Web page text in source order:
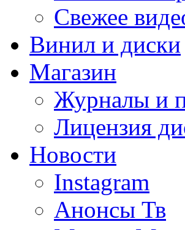
Свежее
Винил и диски
Магазин
Журналы и
Лицензия
Новости
Instagram
Анонсы Тв